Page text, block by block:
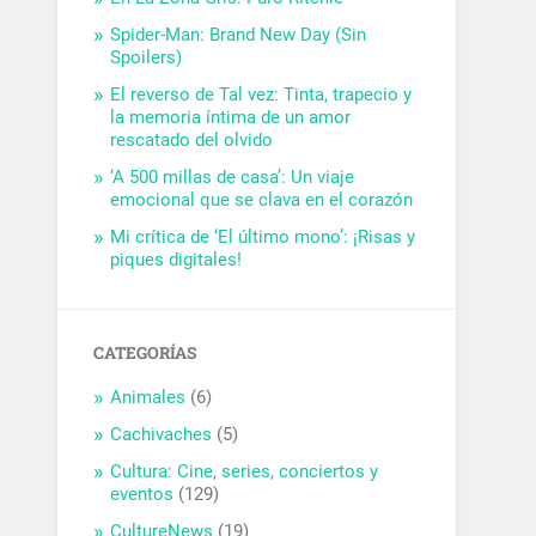
Spider-Man: Brand New Day (Sin
Spoilers)
El reverso de Tal vez: Tinta, trapecio y
la memoria íntima de un amor
rescatado del olvido
‘A 500 millas de casa’: Un viaje
emocional que se clava en el corazón
Mi crítica de ‘El último mono’: ¡Risas y
piques digitales!
CATEGORÍAS
Animales (6)
Cachivaches (5)
Cultura: Cine, series, conciertos y
eventos (129)
CultureNews (19)